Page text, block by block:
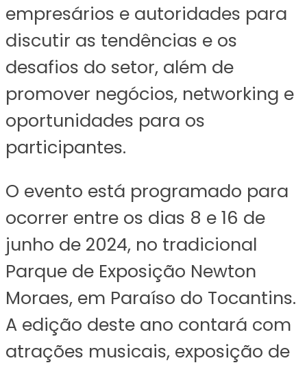
empresários e autoridades para
discutir as tendências e os
desafios do setor, além de
promover negócios, networking e
oportunidades para os
participantes.
O evento está programado para
ocorrer entre os dias 8 e 16 de
junho de 2024, no tradicional
Parque de Exposição Newton
Moraes, em Paraíso do Tocantins.
A edição deste ano contará com
atrações musicais, exposição de